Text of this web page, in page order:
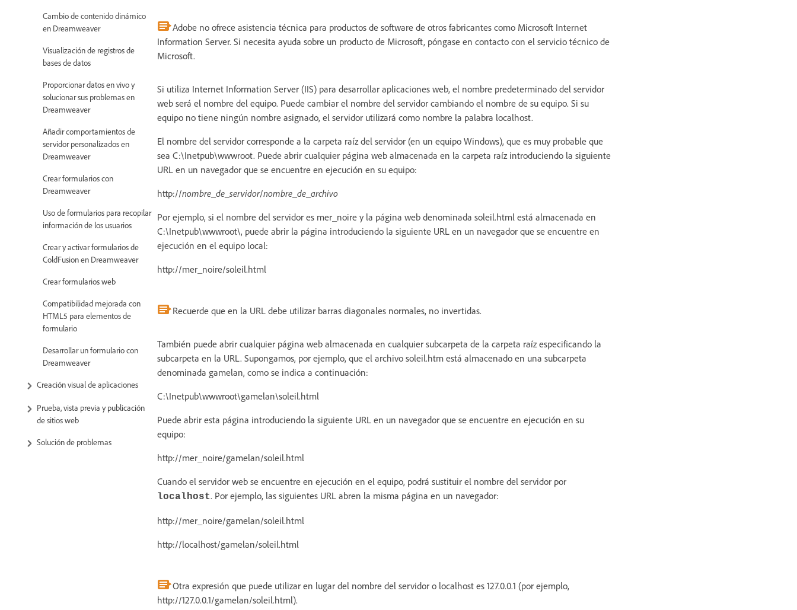
Cambio de contenido dinámico
en Dreamweaver
Visualización de registros de
bases de datos
Proporcionar datos en vivo y
solucionar sus problemas en
Dreamweaver
Añadir comportamientos de
servidor personalizados en
Dreamweaver
Crear formularios con
Dreamweaver
Uso de formularios para recopilar
información de los usuarios
Crear y activar formularios de
ColdFusion en Dreamweaver
Crear formularios web
Compatibilidad mejorada con
HTML5 para elementos de
formulario
Desarrollar un formulario con
Dreamweaver
Creación visual de aplicaciones
Prueba, vista previa y publicación
de sitios web
Solución de problemas
Adobe no ofrece asistencia técnica para productos de software de otros fabricantes como Microsoft Internet
Information Server. Si necesita ayuda sobre un producto de Microsoft, póngase en contacto con el servicio técnico de
Microsoft.
Si utiliza Internet Information Server (IIS) para desarrollar aplicaciones web, el nombre predeterminado del servidor
web será el nombre del equipo. Puede cambiar el nombre del servidor cambiando el nombre de su equipo. Si su
equipo no tiene ningún nombre asignado, el servidor utilizará como nombre la palabra localhost.
El nombre del servidor corresponde a la carpeta raíz del servidor (en un equipo Windows), que es muy probable que
sea C:\Inetpub\wwwroot. Puede abrir cualquier página web almacenada en la carpeta raíz introduciendo la siguiente
URL en un navegador que se encuentre en ejecución en su equipo:
http://nombre_de_servidor/nombre_de_archivo
Por ejemplo, si el nombre del servidor es mer_noire y la página web denominada soleil.html está almacenada en
C:\Inetpub\wwwroot\, puede abrir la página introduciendo la siguiente URL en un navegador que se encuentre en
ejecución en el equipo local:
http://mer_noire/soleil.html
Recuerde que en la URL debe utilizar barras diagonales normales, no invertidas.
También puede abrir cualquier página web almacenada en cualquier subcarpeta de la carpeta raíz especificando la
subcarpeta en la URL. Supongamos, por ejemplo, que el archivo soleil.htm está almacenado en una subcarpeta
denominada gamelan, como se indica a continuación:
C:\Inetpub\wwwroot\gamelan\soleil.html
Puede abrir esta página introduciendo la siguiente URL en un navegador que se encuentre en ejecución en su
equipo:
http://mer_noire/gamelan/soleil.html
Cuando el servidor web se encuentre en ejecución en el equipo, podrá sustituir el nombre del servidor por
localhost. Por ejemplo, las siguientes URL abren la misma página en un navegador:
http://mer_noire/gamelan/soleil.html
http://localhost/gamelan/soleil.html
Otra expresión que puede utilizar en lugar del nombre del servidor o localhost es 127.0.0.1 (por ejemplo,
http://127.0.0.1/gamelan/soleil.html).